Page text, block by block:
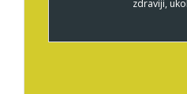
zdraviji,